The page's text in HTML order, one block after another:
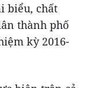
biểu, chất
thành phố
kỳ 2016-